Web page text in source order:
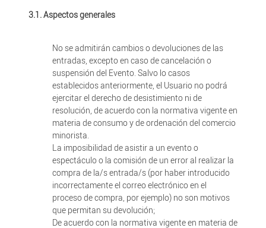
3.1. Aspectos generales
No se admitirán cambios o devoluciones de las
entradas, excepto en caso de cancelación o
suspensión del Evento. Salvo lo casos
establecidos anteriormente, el Usuario no podrá
ejercitar el derecho de desistimiento ni de
resolución, de acuerdo con la normativa vigente en
materia de consumo y de ordenación del comercio
minorista.
La imposibilidad de asistir a un evento o
espectáculo o la comisión de un error al realizar la
compra de la/s entrada/s (por haber introducido
incorrectamente el correo electrónico en el
proceso de compra, por ejemplo) no son motivos
que permitan su devolución;
De acuerdo con la normativa vigente en materia de